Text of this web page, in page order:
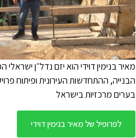
מאיר בנימין דוידי הוא יזם נדל״ן
הבנייה, ההתחדשות העירונית ופיתוח
בערים מרכזיות בישראל
לפרופיל של מאיר בנימין דוידי